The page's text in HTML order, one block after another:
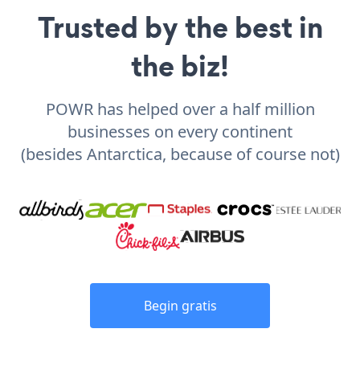
Trusted by the best in
the biz!
POWR has helped over a half million
businesses on every continent
(besides Antarctica, because of course not)
Begin gratis